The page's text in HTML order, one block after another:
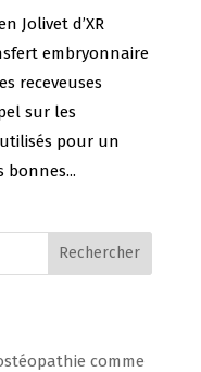
Jolivet d’XR
embryonnaire
receveuses
sur les
pour un
Rechercher
comme